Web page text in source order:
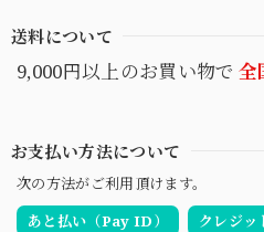
送料について
9,000円以上のお買い物で 全
お支払い方法について
次の方法がご利用頂けます。
あと払い（Pay ID）
クレジッ